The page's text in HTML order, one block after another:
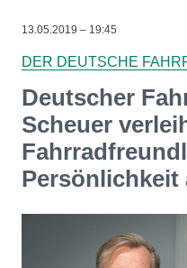
13.05.2019 – 19:45
DER DEUTSCHE
Deutscher
Scheuer
Persönlichkeit